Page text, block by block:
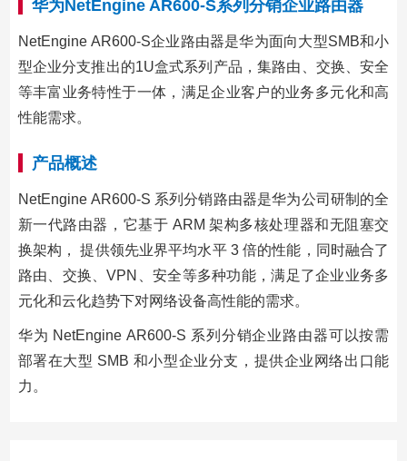
华为NetEngine AR600-S系列分销企业路由器
NetEngine AR600-S企业路由器是华为面向大型SMB和小
型企业分支推出的1U盒式系列产品，集路由、交换、安全
等丰富业务特性于一体，满足企业客户的业务多元化和高
性能需求。
产品概述
NetEngine AR600-S 系列分销路由器是华为公司研制的全
新一代路由器，它基于 ARM 架构多核处理器和无阻塞交
换架构， 提供领先业界平均水平 3 倍的性能，同时融合了
路由、交换、VPN、安全等多种功能，满足了企业业务多
元化和云化趋势下对网络设备高性能的需求。
华为 NetEngine AR600-S 系列分销企业路由器可以按需
部署在大型 SMB 和小型企业分支，提供企业网络出口能
力。